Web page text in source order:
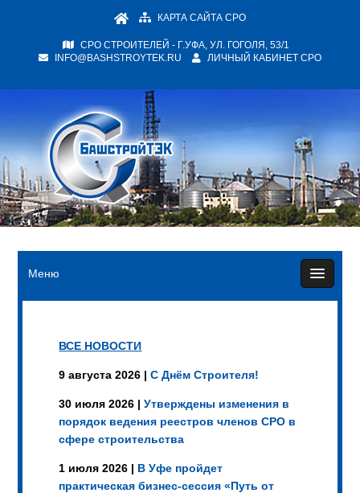
КАРТА САЙТА СРО
СРО СТРОИТЕЛЕЙ - Г.УФА, УЛ. ГОГОЛЯ, 53/1
INFO@BASHSTROYTEK.RU
ЛИЧНЫЙ КАБИНЕТ СРО
Меню
ВСЕ НОВОСТИ
9 августа 2026 |С Днём Строителя!
30 июля 2026 |Утверждены изменения в
порядок ведения реестров членов СРО в
сфере строительства
1 июля 2026 | В Уфе пройдет
практическая бизнес-сессия «Путь от